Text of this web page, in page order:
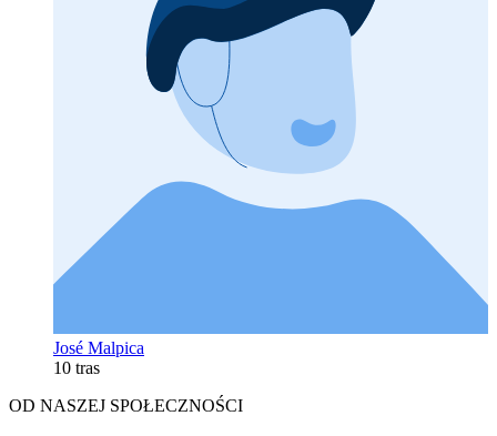
José Malpica
10 tras
OD NASZEJ SPOŁECZNOŚCI